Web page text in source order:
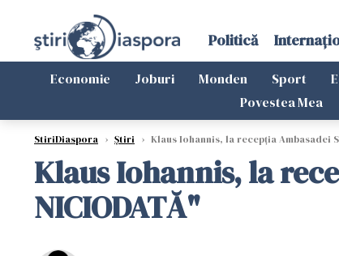
Politică
Economie Joburi Monden Sport
Povestea Mea
StiriDiaspora › Știri › Klaus Iohannis, la recepţia Ambasadei
Klaus Iohannis, la
NICIODATĂ"